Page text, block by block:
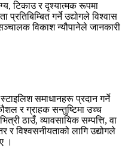
टिकाउ र दृश्यात्मक रूपमा
गर्ने उद्योगले विश्वास
विकाश न्यौपानेले जानकारी
समाधानहरू प्रदान गर्ने
र ग्राहक सन्तुष्टिमा उच्च
ठाउँ, व्यावसायिक सम्पत्ति, वा
र विश्वसनीयताको लागि उद्योगले
।